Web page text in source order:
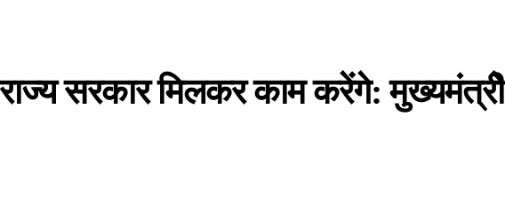
सरकार मिलकर काम करेंगे: मुख्यमंत्रीे